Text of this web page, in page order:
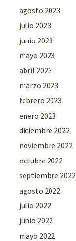
agosto 2023
julio 2023
junio 2023
mayo 2023
abril 2023
marzo 2023
febrero 2023
enero 2023
diciembre 2022
noviembre 2022
octubre 2022
septiembre 2022
agosto 2022
julio 2022
junio 2022
mayo 2022